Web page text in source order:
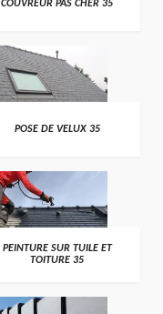
COUVREUR PAS CHER 35
POSE DE VELUX 35
PEINTURE SUR TUILE ET
TOITURE 35